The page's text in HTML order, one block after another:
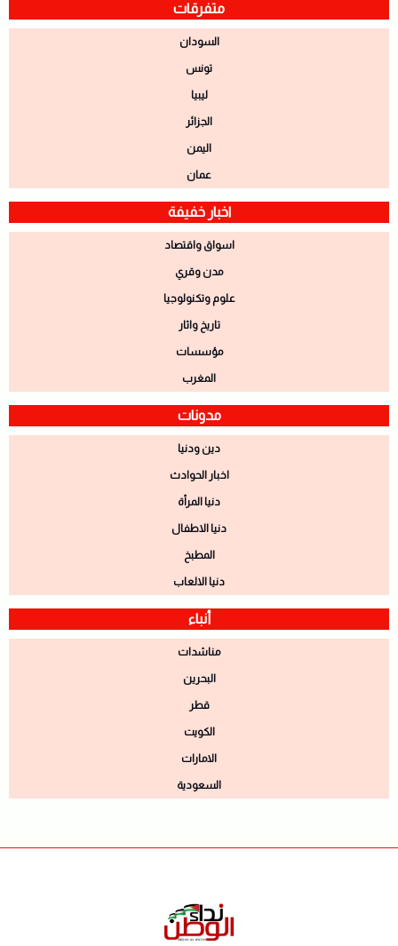
متفرقات
السودان
تونس
ليبيا
الجزائر
اليمن
عمان
اخبار خفيفة
اسواق واقتصاد
مدن وقري
علوم وتكنولوجيا
تاريخ واثار
مؤسسات
المغرب
مدونات
دين ودنيا
اخبار الحوادث
دنيا المرأة
دنيا الاطفال
المطبخ
دنيا الالعاب
أنباء
مناشدات
البحرين
قطر
الكويت
الامارات
السعودية